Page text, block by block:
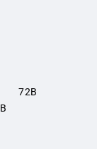
72В
В